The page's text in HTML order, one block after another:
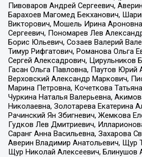
Пивоваров Андрей Сергеевич,
Барахоев Магомед Бекханович,
Викторович, Мошель Ирина
Сергеевич, Пономарев Лев
Борис Юльевич, Созаев Валерий
Тимур Рифгатович, Романова Ольга
Сергей Алексадрович, Цирульников
Гасан Ольга Павловна, Паутов Юрий
Верховский Александр Маркович,
Марина Петровна, Кочеткова
Чуркина Наталья Валерьевна,
Николаевна, Золотарева Екатерина
Рачинский Ян Збигневич, Жемкова
Гудков Лев Дмитриевич,
Саранг Анна Васильевна, Захарова
Аверин Владимир Анатольевич, Щур
Щур Николай Алексеевич, Блинушов